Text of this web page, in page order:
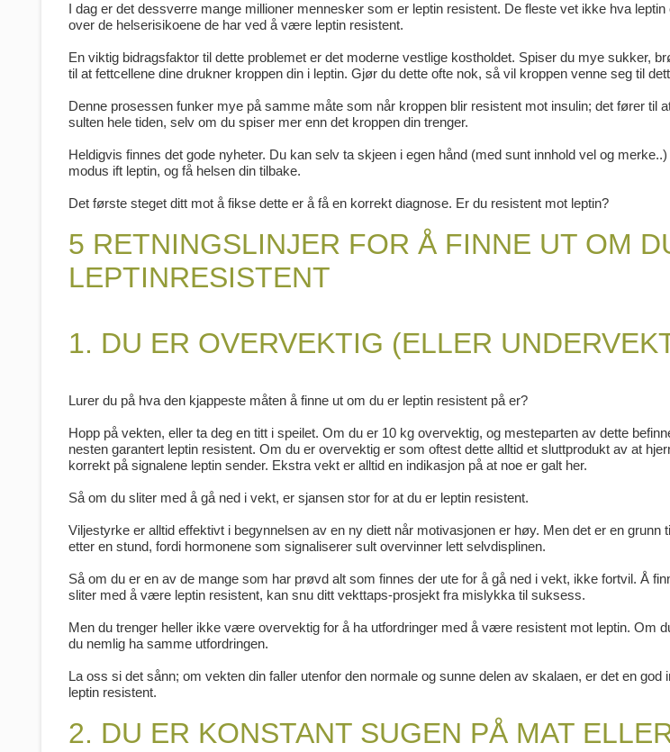
I dag er det dessverre mange millioner mennesker som er leptin resistent. De fleste vet ikke hva
over de helserisikoene de har ved å være leptin resistent.
En viktig bidragsfaktor til dette problemet er det moderne vestlige kostholdet. Spiser du mye sukker,
til at fettcellene dine drukner kroppen din i leptin. Gjør du dette ofte nok, så vil kroppen venne seg til
Denne prosessen funker mye på samme måte som når kroppen blir resistent mot insulin; det fører til
sulten hele tiden, selv om du spiser mer enn det kroppen din trenger.
Heldigvis finnes det gode nyheter. Du kan selv ta skjeen i egen hånd (med sunt innhold vel og
modus ift leptin, og få helsen din tilbake.
Det første steget ditt mot å fikse dette er å få en korrekt diagnose. Er du resistent mot leptin?
5 RETNINGSLINJER FOR Å FINNE UT OM
LEPTINRESISTENT
1. DU ER OVERVEKTIG (ELLER
Lurer du på hva den kjappeste måten å finne ut om du er leptin resistent på er?
Hopp på vekten, eller ta deg en titt i speilet. Om du er 10 kg overvektig, og mesteparten av dette
nesten garantert leptin resistent. Om du er overvektig er som oftest dette alltid et sluttprodukt av at
korrekt på signalene leptin sender. Ekstra vekt er alltid en indikasjon på at noe er galt her.
Så om du sliter med å gå ned i vekt, er sjansen stor for at du er leptin resistent.
Viljestyrke er alltid effektivt i begynnelsen av en ny diett når motivasjonen er høy. Men det er en
etter en stund, fordi hormonene som signaliserer sult overvinner lett selvdisplinen.
Så om du er en av de mange som har prøvd alt som finnes der ute for å gå ned i vekt, ikke fortvil. Å
sliter med å være leptin resistent, kan snu ditt vekttaps-prosjekt fra mislykka til suksess.
Men du trenger heller ikke være overvektig for å ha utfordringer med å være resistent mot leptin. Om
du nemlig ha samme utfordringen.
La oss si det sånn; om vekten din faller utenfor den normale og sunne delen av skalaen, er det en
leptin resistent.
2. DU ER KONSTANT SUGEN PÅ MAT